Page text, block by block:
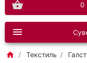
0
Текстиль